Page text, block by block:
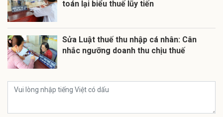
toán lại biểu thuế lũy tiến
Sửa Luật thuế thu nhập cá nhân: Cân
nhắc ngưỡng doanh thu chịu thuế